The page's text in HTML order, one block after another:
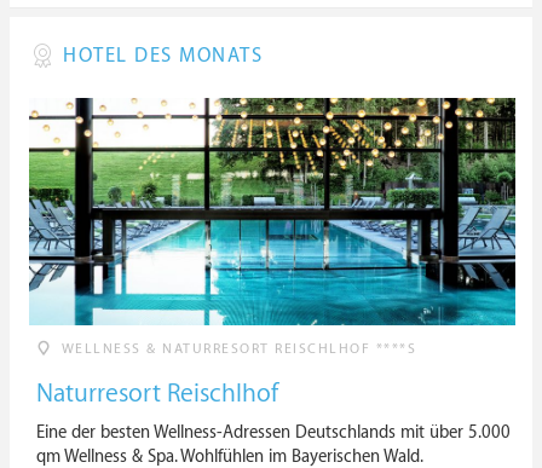
HOTEL DES MONATS
WELLNESS & NATURRESORT REISCHLHOF ****S
Naturresort Reischlhof
Eine der besten Wellness-Adressen Deutschlands mit über 5.000
qm Wellness & Spa. Wohlfühlen im Bayerischen Wald.